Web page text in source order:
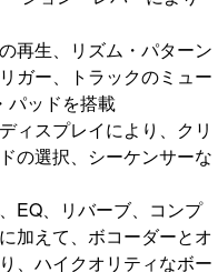
再生、リズム・パターン
ガー、トラックのミュー
パッドを搭載
ィスプレイにより、クリ
の選択、シーケンサーな
EQ、リバーブ、コンプ
加えて、ボコーダーとオ
、ハイクオリティなボー